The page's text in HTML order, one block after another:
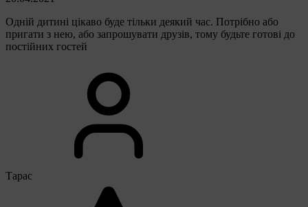
Одній дитині цікаво буде тільки деякий час. Потрібно або
пригати з нею, або запрошувати друзів, тому будьте готові до
постійних гостей
Тарас